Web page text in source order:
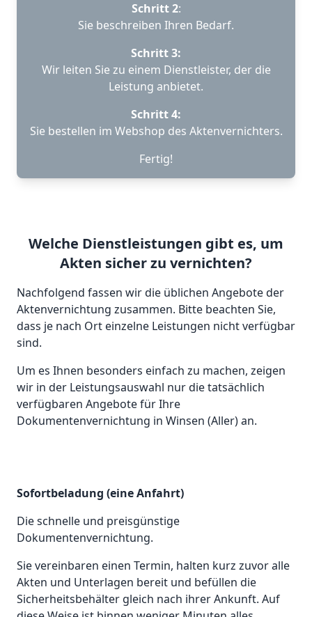
Schritt 2:
Sie beschreiben Ihren Bedarf.
Schritt 3:
Wir leiten Sie zu einem Dienstleister, der die
Leistung anbietet.
Schritt 4:
Sie bestellen im Webshop des Aktenvernichters.
Fertig!
Welche Dienstleistungen gibt es, um
Akten sicher zu vernichten?
Nachfolgend fassen wir die üblichen Angebote der
Aktenvernichtung zusammen. Bitte beachten Sie,
dass je nach Ort einzelne Leistungen nicht verfügbar
sind.
Um es Ihnen besonders einfach zu machen, zeigen
wir in der Leistungsauswahl nur die tatsächlich
verfügbaren Angebote für Ihre
Dokumentenvernichtung in Winsen (Aller) an.
Sofortbeladung (eine Anfahrt)
Die schnelle und preisgünstige
Dokumentenvernichtung.
Sie vereinbaren einen Termin, halten kurz zuvor alle
Akten und Unterlagen bereit und befüllen die
Sicherheitsbehälter gleich nach ihrer Ankunft. Auf